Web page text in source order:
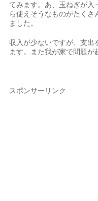
てみます。あ、玉ねぎが入
ら使えそうなものがたくさ
ました。
収入が少ないですが、支出
ます。また我が家で問題が
スポンサーリンク